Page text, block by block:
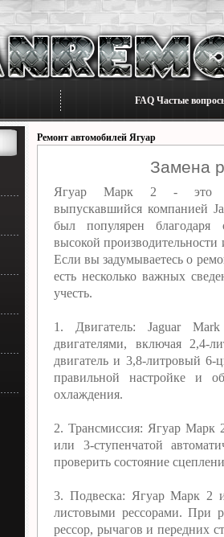
FAQ Частые
Ремонт автомобилей Ягуар
Замена
Ягуар Марк 2 - это
выпускавшийся компанией
был популярен благодаря
высокой
Если вы задумываетесь о
есть несколько важных
учесть.
1. Двигатель: Jaguar
двигателями, включая 2,4-
двигатель и 3,8-литровый 6-
правильной настройке и
охлаждения.
2. Трансмиссия: Ягуар Марк
или 3-ступенчатой
проверить состояние
3. Подвеска: Ягуар Марк 2
листовыми рессорами. При
рессор, рычагов и передних